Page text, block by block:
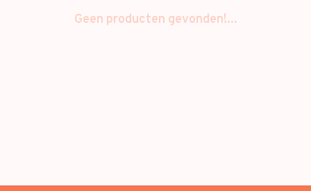
Geen producten gevonden!...